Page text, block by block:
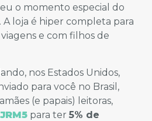
o momento especial do
loja é hiper completa para
e com filhos de
nos Estados Unidos,
para você no Brasil,
(e papais) leitoras,
para ter 5% de